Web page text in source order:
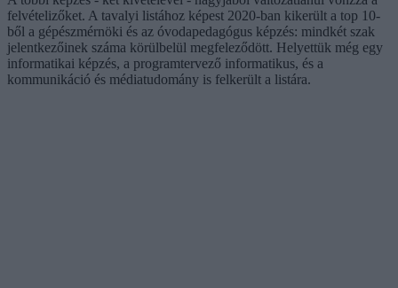
felvételizőket. A tavalyi listához képest 2020-ban kikerült a top 10-
ből a gépészmérnöki és az óvodapedagógus képzés: mindkét szak
jelentkezőinek száma körülbelül megfeleződött. Helyettük még egy
informatikai képzés, a programtervező informatikus, és a
kommunikáció és médiatudomány is felkerült a listára.